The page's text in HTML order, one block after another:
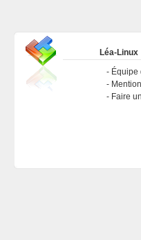
Léa-Linux
Équipe
Faire